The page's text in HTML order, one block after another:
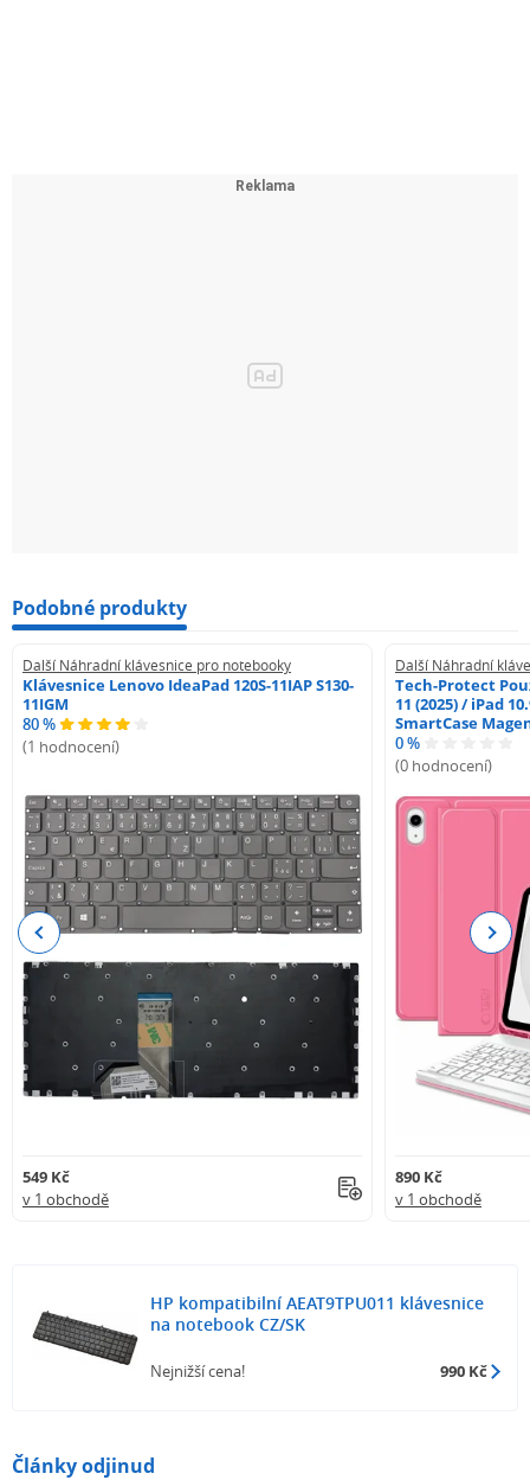
Podobné produkty
Další Náhradní klávesnice pro notebooky
Klávesnice Lenovo IdeaPad 120S-11IAP S130-
11IGM
80 %
(1 hodnocení)
549 Kč
v 1 obchodě
Další Náhradní
Tech-Protect
11 (2025) / iPad
SmartCase
0 %
(0 hodnocení)
890 Kč
v 1 obchodě
Previous Next
HP kompatibilní AEAT9TPU011 klávesnice
na notebook CZ/SK
Nejnižší cena! 990 Kč
Články odjinud